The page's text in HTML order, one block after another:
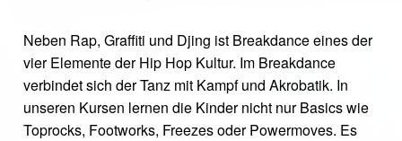
Neben Rap, Graffiti und Djing ist Breakdance eines der
vier Elemente der Hip Hop Kultur. Im Breakdance
verbindet sich der Tanz mit Kampf und Akrobatik. In
unseren Kursen lernen die Kinder nicht nur Basics wie
Toprocks, Footworks, Freezes oder Powermoves. Es